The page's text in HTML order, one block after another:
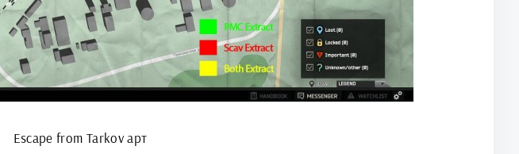
Escape from Tarkov арт